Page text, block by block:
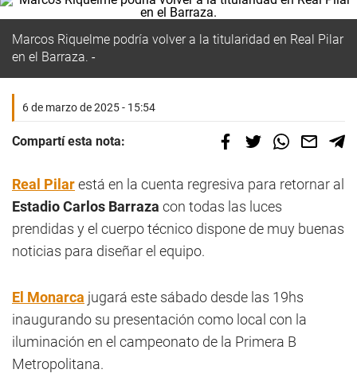
Marcos Riquelme podría volver a la titularidad en Real Pilar
en el Barraza.
6 de marzo de 2025 - 15:54
Compartí esta nota:
Real Pilarestá en la cuenta regresiva para retornar al
Estadio Carlos Barraza con todas las luces
prendidas y el cuerpo técnico dispone de muy buenas
noticias para diseñar el equipo.
El Monarca jugará este sábado desde las 19hs
inaugurando su presentación como local con la
iluminación en el campeonato de la Primera B
Metropolitana.